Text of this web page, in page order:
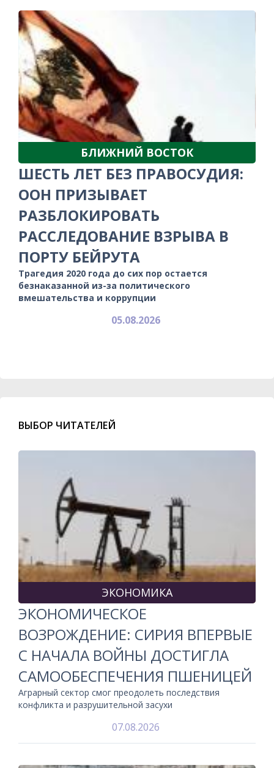
БЛИЖНИЙ ВОСТОК
ШЕСТЬ ЛЕТ БЕЗ ПРАВОСУДИЯ:
ООН ПРИЗЫВАЕТ
РАЗБЛОКИРОВАТЬ
РАССЛЕДОВАНИЕ ВЗРЫВА В
ПОРТУ БЕЙРУТА
Трагедия 2020 года до сих пор остается
безнаказанной из-за политического
вмешательства и коррупции
05.08.2026
ВЫБОР ЧИТАТЕЛЕЙ
ЭКОНОМИКА
ЭКОНОМИЧЕСКОЕ
ВОЗРОЖДЕНИЕ: СИРИЯ ВПЕРВЫЕ
С НАЧАЛА ВОЙНЫ ДОСТИГЛА
САМООБЕСПЕЧЕНИЯ ПШЕНИЦЕЙ
Аграрный сектор смог преодолеть последствия
конфликта и разрушительной засухи
07.08.2026